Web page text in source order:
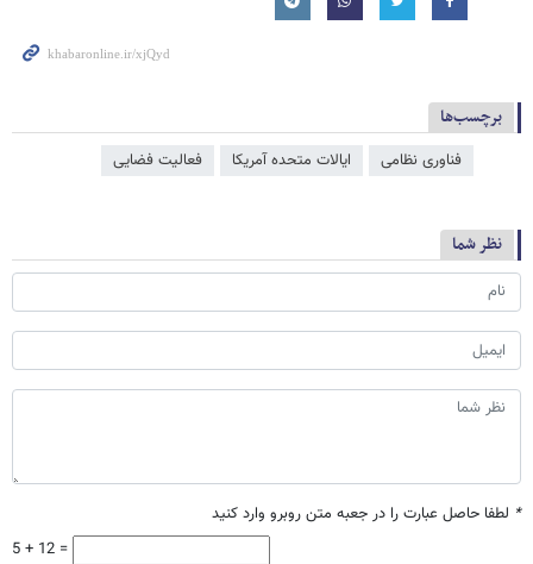
برچسب‌ها
فناوری نظامی ایالات متحده آمریکا فعالیت فضایی
نظر شما
* لطفا حاصل عبارت را در جعبه متن روبرو وارد کنید
5 + 12 =